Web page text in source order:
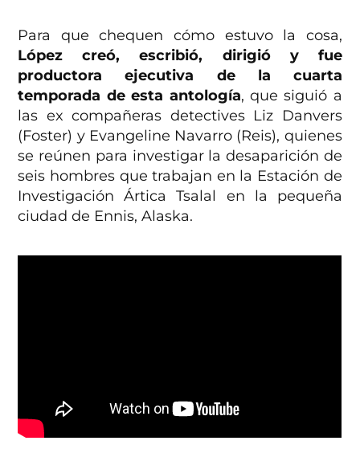
Para que chequen cómo estuvo la cosa,
López creó, escribió, dirigió y fue
productora ejecutiva de la cuarta
temporada de esta antología, que siguió a
las ex compañeras detectives Liz Danvers
(Foster) y Evangeline Navarro (Reis), quienes
se reúnen para investigar la desaparición de
seis hombres que trabajan en la Estación de
Investigación Ártica Tsalal en la pequeña
ciudad de Ennis, Alaska.